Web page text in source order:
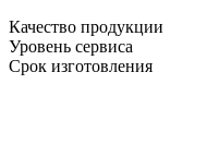
Качество продукции
Уровень сервиса
Срок изготовления